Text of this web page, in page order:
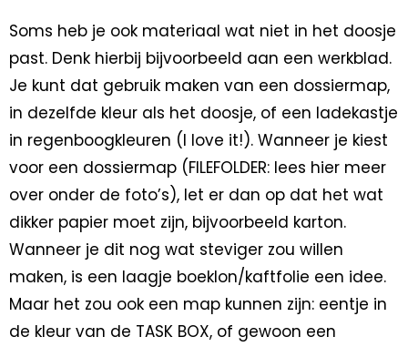
Soms heb je ook materiaal wat niet in het doosje
past. Denk hierbij bijvoorbeeld aan een werkblad.
Je kunt dat gebruik maken van een dossiermap,
in dezelfde kleur als het doosje, of een ladekastje
in regenboogkleuren (I love it!). Wanneer je kiest
voor een dossiermap (FILEFOLDER: lees hier meer
over onder de foto’s), let er dan op dat het wat
dikker papier moet zijn, bijvoorbeeld karton.
Wanneer je dit nog wat steviger zou willen
maken, is een laagje boeklon/kaftfolie een idee.
Maar het zou ook een map kunnen zijn: eentje in
de kleur van de TASK BOX, of gewoon een